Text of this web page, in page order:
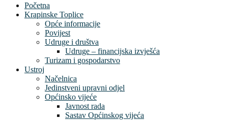
Početna
Krapinske Toplice
Opće informacije
Povijest
Udruge i društva
Udruge – financijska izvješća
Turizam i gospodarstvo
Ustroj
Načelnica
Jedinstveni upravni odjel
Općinsko vijeće
Javnost rada
Sastav Općinskog vijeća